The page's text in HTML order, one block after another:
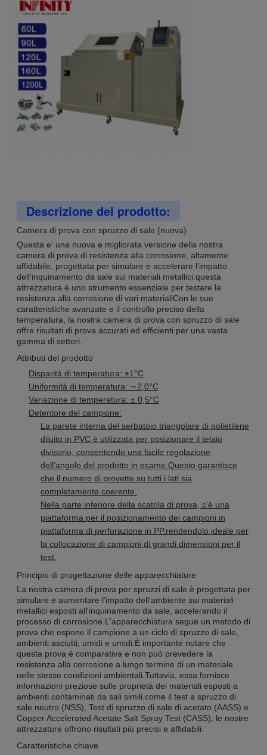
Descrizione del prodotto:
Camera di prova con spruzzo di sale (nuova)
Questa e' una nuova e migliorata versione della nostra
camera di prova di resistenza alla corrosione, altamente
affidabile, progettata per simulare e accelerare l'impatto
dell'inquinamento da sale sui materiali metallici.questa
attrezzatura è uno strumento essenziale per testare la
resistenza alla corrosione di vari materialiCon le sue
caratteristiche avanzate e il controllo preciso della
temperatura, la nostra camera di prova con spruzzo di sale
offre risultati di prova accurati ed efficienti per una vasta
gamma di settori.
Attributi del prodotto
Disparità di temperatura: ±1°C
Uniformità di temperatura: ∼2,0°C
Variazione di temperatura: ± 0,5°C
Detentore del campione:
La parete interna del serbatoio triangolare di polietilene
diluito in PVC è utilizzata per posizionare il telaio
divisorio, consentendo una facile regolazione
dell'angolo del prodotto in esame.Questo garantisce
che il numero di provette su tutti i lati sia
completamente coerente.
Nella parte inferiore della scatola di prova, c'è una
piattaforma per il posizionamento dei campioni in
piattaforma di perforazione in PP.rendendolo ideale per
la collocazione di campioni di grandi dimensioni per il
test.
Principio di progettazione delle apparecchiature
La nostra camera di prova per spruzzi di sale è progettata per
simulare e aumentare l'impatto dell'ambiente sui materiali
metallici esposti all'inquinamento da sale, accelerando il
processo di corrosione.L'apparecchiatura segue un metodo di
prova che espone il campione a un ciclo di spruzzo di sale,
ambienti asciutti, umidi e umidi.È importante notare che
questa prova è comparativa e non può prevedere la
resistenza alla corrosione a lungo termine di un materiale
nelle stesse condizioni ambientali.Tuttavia, essa fornisce
informazioni preziose sulle proprietà dei materiali esposti a
ambienti contaminati da sali simili.come il test a spruzzo di
sale neutro (NSS), Test di spruzzo di sale di acetato (AASS) e
Copper Accelerated Acetate Salt Spray Test (CASS), le nostre
attrezzature offrono risultati più precisi e affidabili.
Caratteristiche chiave